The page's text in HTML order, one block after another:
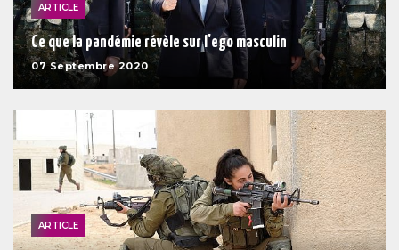
ARTICLE
Ce que la pandémie révèle sur l'ego masculin
07 Septembre 2020
ARTICLE